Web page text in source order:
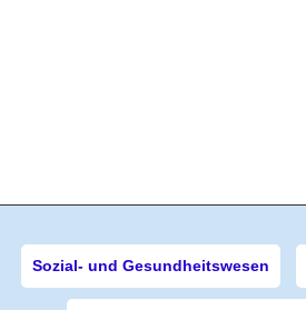
Sozial- und Gesundheitswesen